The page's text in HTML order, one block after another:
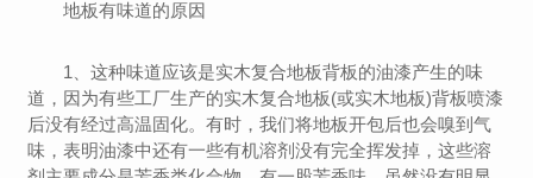
地板有味道的原因
1、这种味道应该是实木复合地板背板的油漆产生的味
道，因为有些工厂生产的实木复合地板(或实木地板)背板喷漆
后没有经过高温固化。有时，我们将地板开包后也会嗅到气
味，表明油漆中还有一些有机溶剂没有完全挥发掉，这些溶